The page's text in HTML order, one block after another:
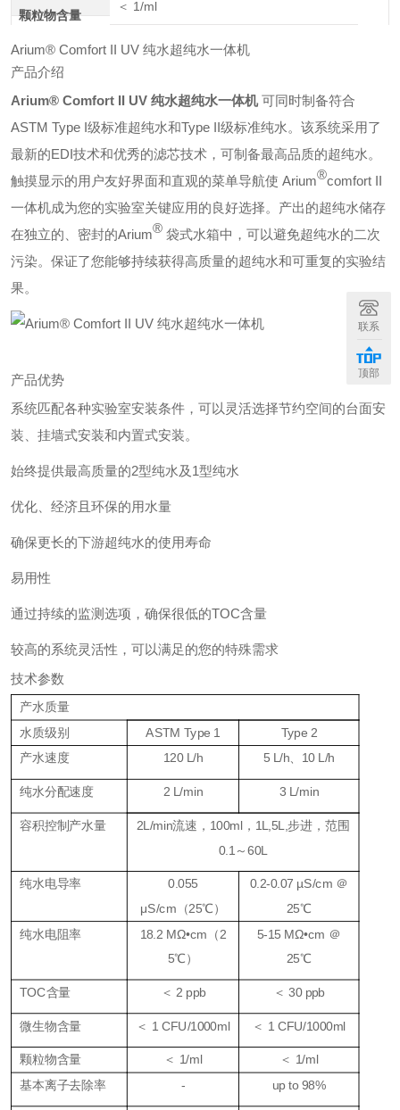
颗粒物含量
＜ 1/ml
Arium® Comfort II UV 纯水超纯水一体机
产品介绍
Arium® Comfort II UV 纯水超纯水一体机可同时制备符合
ASTM Type I级标准超纯水和Type II级标准纯水。该系统采用了
最新的EDI技术和优秀的滤芯技术，可制备最高品质的超纯水。
触摸显示的用户友好界面和直观的菜单导航使 Arium®comfort II
一体机成为您的实验室关键应用的良好选择。产出的超纯水储存
在独立的、密封的Arium® 袋式水箱中，可以避免超纯水的二次
污染。保证了您能够持续获得高质量的超纯水和可重复的实验结
果。
产品优势
系统匹配各种实验室安装条件，可以灵活选择节约空间的台面安
装、挂墙式安装和内置式安装。
始终提供最高质量的2型纯水及1型纯水
优化、经济且环保的用水量
确保更长的下游超纯水的使用寿命
易用性
通过持续的监测选项，确保很低的TOC含量
较高的系统灵活性，可以满足的您的特殊需求
技术参数
产水质量
水质级别
ASTM Type 1 Type 2
产水速度 120 L/h 5 L/h、10 L/h
纯水分配速度 2 L/min 3 L/min
容积控制产水量
2L/min流速，100ml，1L,5L,步进，范围
0.1～60L
纯水电导率 0.055
μS/cm（25℃）
0.2-0.07 µS/cm ＠
25℃
纯水电阻率
18.2 MΩ•cm（2
5℃）
5-15 MΩ•cm ＠
25℃
TOC含量 ＜ 2 ppb ＜ 30 ppb
微生物含量 ＜ 1 CFU/1000ml ＜ 1 CFU/1000ml
颗粒物含量 ＜ 1/ml ＜ 1/ml
基本离子去除率 - up to 98%
联系
顶部